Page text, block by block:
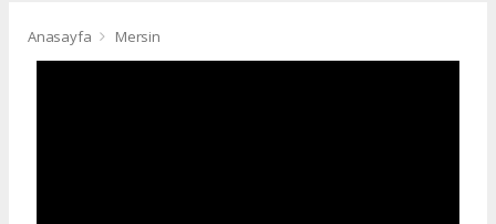
Anasayfa Mersin